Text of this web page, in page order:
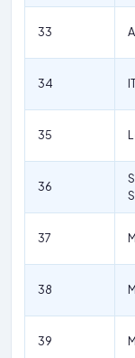
33
34
35
36
37
38
39